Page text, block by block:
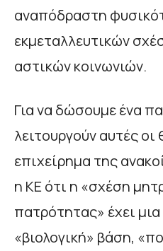
αναπόδραστη
εκμεταλλευτικών
αστικών κοινωνιών.
Για να δώσουμε ένα
λειτουργούν αυτές
επιχείρημα της
η ΚΕ ότι η «σχέση
πατρότητας» έχει μια
«βιολογική» βάση,